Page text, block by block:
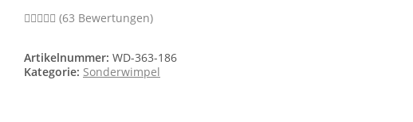
(63 Bewertungen)
Artikelnummer: WD-363-186
Kategorie: Sonderwimpel